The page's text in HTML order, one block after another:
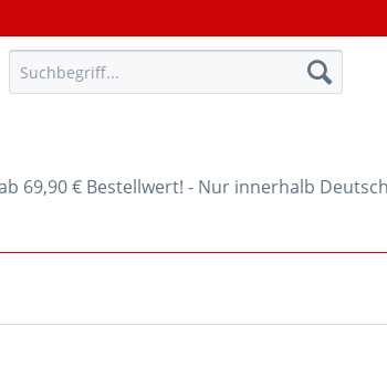
ab 69,90 € Bestellwert! - Nur innerhalb